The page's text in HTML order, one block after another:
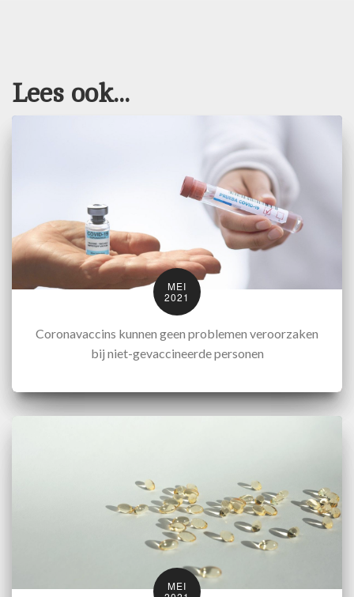
Lees ook...
MEI
2021
Coronavaccins kunnen geen problemen veroorzaken
bij niet-gevaccineerde personen
MEI